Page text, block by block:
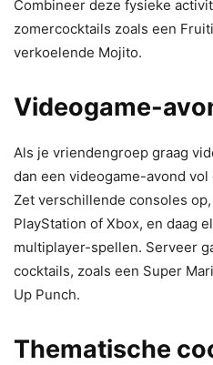
Combineer deze fysieke
zomercocktails zoals een
verkoelende Mojito.
Videogame-
Als je vriendengroep graag
dan een videogame-avond
Zet verschillende consoles
PlayStation of Xbox, en daag
multiplayer-spellen. Serveer
cocktails, zoals een Super
Up Punch.
Thematische